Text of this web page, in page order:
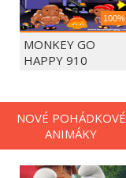
100%
MONKEY GO
HAPPY 910
NOVÉ POHÁDKOVÉ
ANIMÁKY